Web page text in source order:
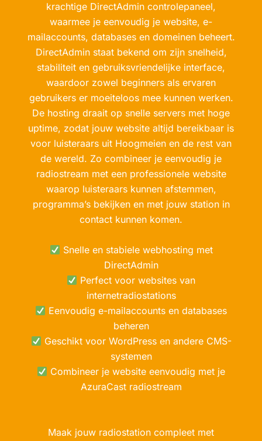
krachtige DirectAdmin controlepaneel,
waarmee je eenvoudig je website, e-
mailaccounts, databases en domeinen beheert.
DirectAdmin staat bekend om zijn snelheid,
stabiliteit en gebruiksvriendelijke interface,
waardoor zowel beginners als ervaren
gebruikers er moeiteloos mee kunnen werken.
De hosting draait op snelle servers met hoge
uptime, zodat jouw website altijd bereikbaar is
voor luisteraars uit Hoogmeien en de rest van
de wereld. Zo combineer je eenvoudig je
radiostream met een professionele website
waarop luisteraars kunnen afstemmen,
programma’s bekijken en met jouw station in
contact kunnen komen.
Snelle en stabiele webhosting met
DirectAdmin
Perfect voor websites van
internetradiostations
Eenvoudig e-mailaccounts en databases
beheren
Geschikt voor WordPress en andere CMS-
systemen
Combineer je website eenvoudig met je
AzuraCast radiostream
Maak jouw radiostation compleet met